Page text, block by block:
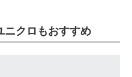
ニクロもおすすめ